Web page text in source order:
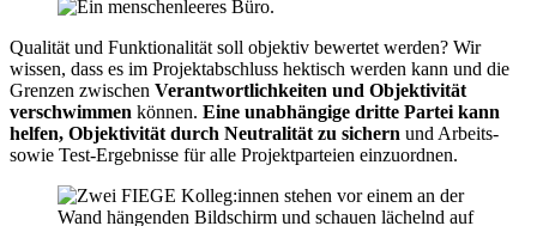
Qualität und Funktionalität soll objektiv bewertet werden? Wir
wissen, dass es im Projektabschluss hektisch werden kann und die
Grenzen zwischen Verantwortlichkeiten und Objektivität
verschwimmen können. Eine unabhängige dritte Partei kann
helfen, Objektivität durch Neutralität zu sichern und Arbeits-
sowie Test-Ergebnisse für alle Projektparteien einzuordnen.